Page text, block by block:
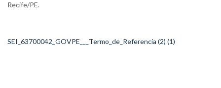
Recife/PE.
SEI_63700042_GOVPE___Termo_de_Referencia (2) (1)